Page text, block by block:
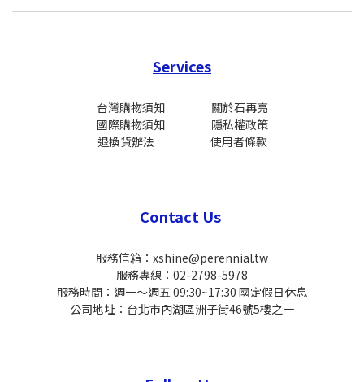
Services
台灣購物須知
關於石再亮
國際購物須知
隱私權政策
退換貨辦法
使用者條款
Contact Us
服務信箱：xshine@perennial.tw
服務專線：02-2798-5978
服務時間：週一～週五 09:30~17:30 國定假日休息
公司地址：台北市內湖區洲子街46號5樓之一